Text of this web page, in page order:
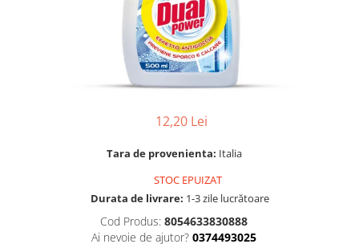
Parfum de camere
Solutie de indepartat rugina si
Produse pentru coafat
Sapun lichid, sapun
Tratament pentru par, conditioner
pentru par, masca de par
Vata demachianta
12,20 Lei
Tara de provenienta: Italia
STOC EPUIZAT
Durata de livrare: 1-3 zile lucrătoare
Cod Produs: 8054633830888
Ai nevoie de ajutor? 0374493025